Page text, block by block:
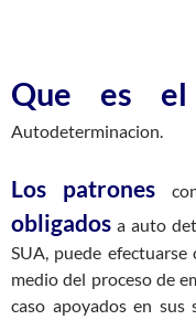
Que es el
Autodeterminacion.
Los patrones
obligados a auto
SUA, puede
medio del proceso de
caso apoyados en sus